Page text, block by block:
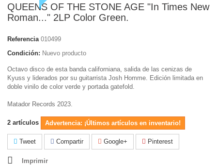
QUEENS OF THE STONE AGE "In Times New
Roman..." 2LP Color Green.
Referencia 010499
Condición: Nuevo producto
Octavo disco de esta banda californiana, salida de las cenizas de
Kyuss y liderados por su guitarrista Josh Homme. Edición limitada en
doble vinilo de color verde y portada gatefold.
Matador Records 2023.
2 artículos Advertencia: ¡Últimos artículos en inventario!
Tweet Compartir Google+ Pinterest
Imprimir